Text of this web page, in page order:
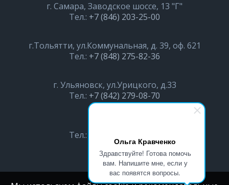
Ольга Кравченко
Здравствуйте! Готова помочь
вам. Напишите мне, если у
вас появятся вопросы.
г. Самара, Заводское шоссе, 13 "Г"
Тел.: +7 (846) 203-25-00
г.Тольятти, ул.Коммунальная, д. 39, оф. 621
Тел.: +7 (848) 275-82-36
г. Ульяновск, ул.Урицкого, д.33
Тел.: +7 (842) 279-08-70
Тел.: